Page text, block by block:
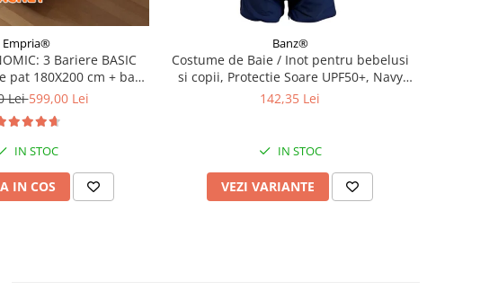
Empria®
3 Bariere BASIC
pat 180X200 cm + bara
Lei599,00 Lei
IN STOC
IN COS
Banz®
Costume de Baie / Inot pentru bebelusi
si copii, Protectie Soare UPF50+, Navy
Jungle, Marimea 6
142,35 Lei
IN STOC
VEZI VARIANTE